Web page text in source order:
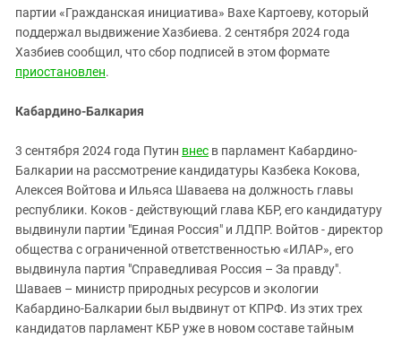
партии «Гражданская инициатива» Вахе Картоеву, который
поддержал выдвижение Хазбиева. 2 сентября 2024 года
Хазбиев сообщил, что сбор подписей в этом формате
приостановлен.
Кабардино-Балкария
3 сентября 2024 года Путин внес в парламент Кабардино-
Балкарии на рассмотрение кандидатуры Казбека Кокова,
Алексея Войтова и Ильяса Шаваева на должность главы
республики. Коков - действующий глава КБР, его кандидатуру
выдвинули партии "Единая Россия" и ЛДПР. Войтов - директор
общества с ограниченной ответственностью «ИЛАР», его
выдвинула партия "Справедливая Россия – За правду".
Шаваев – министр природных ресурсов и экологии
Кабардино-Балкарии был выдвинут от КПРФ. Из этих трех
кандидатов парламент КБР уже в новом составе тайным